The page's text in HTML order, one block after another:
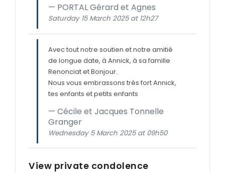
PORTAL Gérard et Agnes
Saturday 15 March 2025 at 12h27
Avec tout notre soutien et notre amitié
de longue date, à Annick, à sa famille
Renonciat et Bonjour.
Nous vous embrassons très fort Annick,
tes enfants et petits enfants
Cécile et Jacques Tonnelle
Granger
Wednesday 5 March 2025 at 09h50
View private condolence